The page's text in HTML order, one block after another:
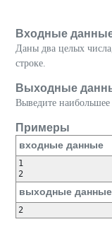
Входные
Даны два целых
строке.
Выходные
Выведите наибольшее
Примеры
входные данные
1
2
выходные данные
2